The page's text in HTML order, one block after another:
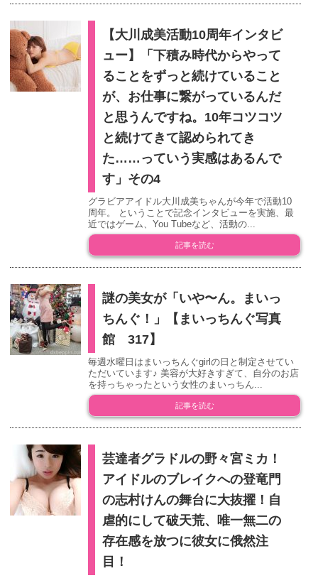
【大川成美活動10周年インタビ
ュー】「下積み時代からやって
ることをずっと続けていること
が、お仕事に繋がっているんだ
と思うんですね。10年コツコツ
と続けてきて認められてき
た……っていう実感はあるんで
す」その4
グラビアアイドル大川成美ちゃんが今年で活動10
周年。 ということで記念インタビューを実施、最
近ではゲーム、You Tubeなど、活動の...
記事を読む
謎の美女が「いや〜ん。まいっ
ちんぐ！」【まいっちんぐ写真
館 317】
毎週水曜日はまいっちんぐgirlの日と制定させてい
ただいています♪ 美容が大好きすぎて、自分のお店
を持っちゃったという女性のまいっちん...
記事を読む
芸達者グラドルの野々宮ミカ！
アイドルのブレイクへの登竜門
の志村けんの舞台に大抜擢！自
虐的にして破天荒、唯一無二の
存在感を放つに彼女に俄然注
目！